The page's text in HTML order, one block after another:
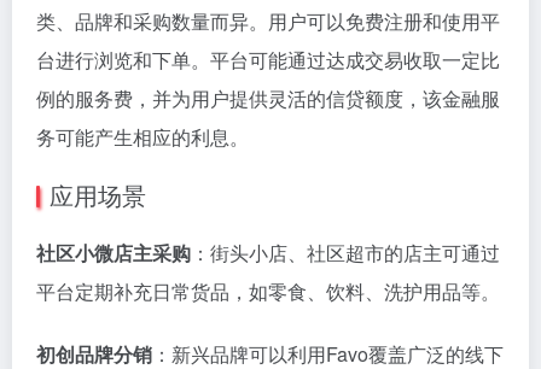
类、品牌和采购数量而异。用户可以免费注册和使用平
台进行浏览和下单。平台可能通过达成交易收取一定比
例的服务费，并为用户提供灵活的信贷额度，该金融服
务可能产生相应的利息。
应用场景
社区小微店主采购 ：街头小店、社区超市的店主可通过
平台定期补充日常货品，如零食、饮料、洗护用品等。
初创品牌分销 ：新兴品牌可以利用Favo覆盖广泛的线下